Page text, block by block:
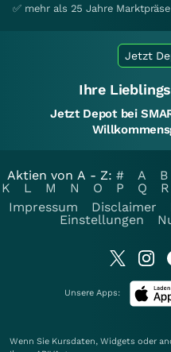
✅ mehr als 25 Jahre
Jetzt
Ihre
Jetzt Depot bei
Aktien von A - Z: # A B
K
L M N O P Q R
Impressum
Disclaimer
Einstellungen
Unsere Apps:
Wenn Sie Kursdaten, Widgets oder